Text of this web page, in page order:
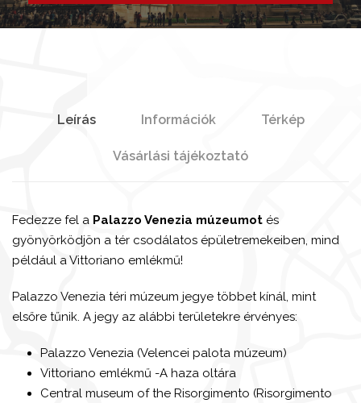
Leírás Információk Térkép
Vásárlási tájékoztató
Fedezze fel a Palazzo Venezia múzeumot és
gyönyörködjön a tér csodálatos épületremekeiben, mind
például a Vittoriano emlékmű!
Palazzo Venezia téri múzeum jegye többet kínál, mint
elsőre tűnik. A jegy az alábbi területekre érvényes:
Palazzo Venezia (Velencei palota múzeum)
Vittoriano emlékmű -A haza oltára
Central museum of the Risorgimento (Risorgimento